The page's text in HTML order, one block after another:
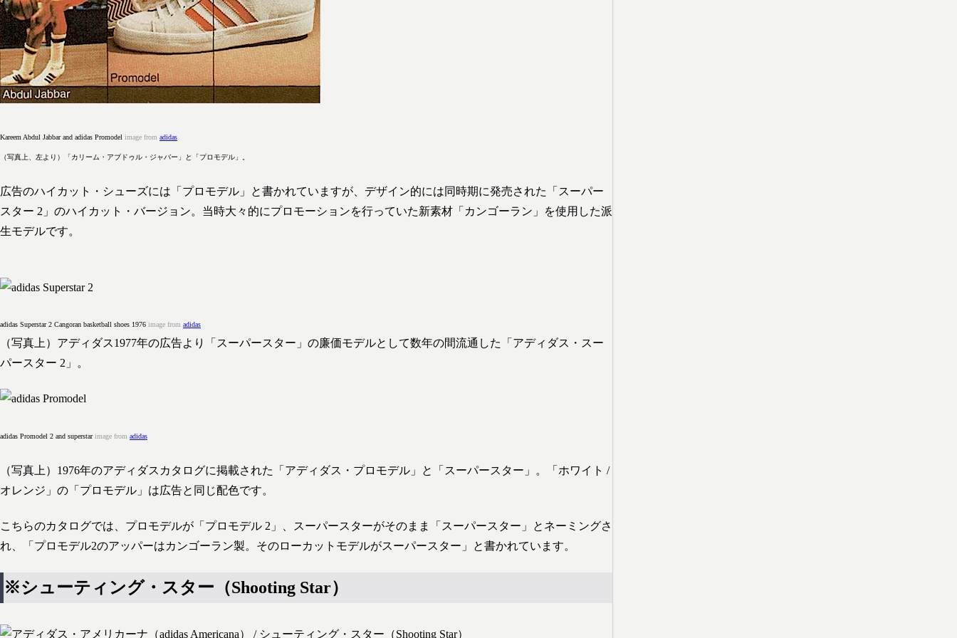
Kareem Abdul Jabbar and adidas Promodel image from adidas
（写真上、左より）「カリーム・アブドゥル・ジャバー」と「プロモデル」。
広告のハイカット・シューズには「プロモデル」と書かれていますが、デザイン的には同時期に発売された「スーパー
スター 2」のハイカット・バージョン。当時大々的にプロモーションを行っていた新素材「カンゴーラン」を使用した派
生モデルです。
adidas Superstar 2 Cangoran basketball shoes 1976 image from adidas
（写真上）アディダス1977年の広告より「スーパースター」の廉価モデルとして数年の間流通した「アディダス・スー
パースター 2」。
adidas Promodel 2 and superstarimage from adidas
（写真上）1976年のアディダスカタログに掲載された「アディダス・プロモデル」と「スーパースター」。「ホワイト /
オレンジ」の「プロモデル」は広告と同じ配色です。
こちらのカタログでは、プロモデルが「プロモデル 2」、スーパースターがそのまま「スーパースター」とネーミングさ
れ、「プロモデル2のアッパーはカンゴーラン製。そのローカットモデルがスーパースター」と書かれています。
※シューティング・スター（Shooting Star）